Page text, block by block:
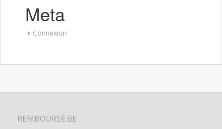
Meta
Connexion
REMBOURSÉ.BE